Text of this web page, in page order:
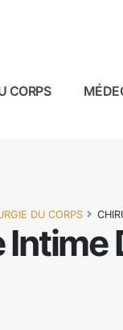
CORPS
DU CORPS